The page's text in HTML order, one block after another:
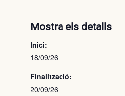
Mostra els detalls
Inici:
18/09/26
Finalització:
20/09/26